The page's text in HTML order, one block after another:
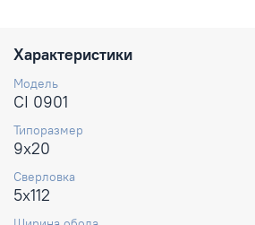
Характеристики
Модель
CI 0901
Типоразмер
9x20
Сверловка
5x112